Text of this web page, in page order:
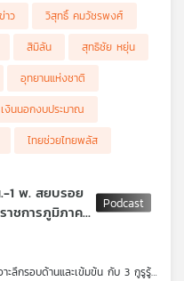
าว
วิสุทธิ์ คมวัชรพงศ์
สิมิลัน
สุทธิชัย หยุ่น
อุทยานแห่งชาติ
เงินนอกงบประมาณ
ไทยช่วยไทยพลัส
1 พ. สยบรอย
าชการภูมิภาค |
าะลึกรอบด้านและเข้มข้น กับ 3 กูรูรู้